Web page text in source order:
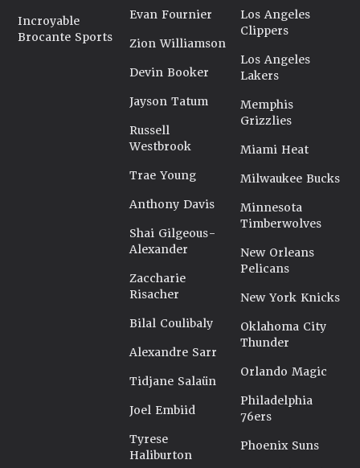
Incroyable
Brocante Sports
Evan Fournier
Zion Williamson
Devin Booker
Jayson Tatum
Russell
Westbrook
Trae Young
Anthony Davis
Shai Gilgeous-
Alexander
Zaccharie
Risacher
Bilal Coulibaly
Alexandre Sarr
Tidjane Salaün
Joel Embiid
Tyrese
Haliburton
Los Angeles
Clippers
Los Angeles
Lakers
Memphis
Grizzlies
Miami Heat
Milwaukee Bucks
Minnesota
Timberwolves
New Orleans
Pelicans
New York Knicks
Oklahoma City
Thunder
Orlando Magic
Philadelphia
76ers
Phoenix Suns